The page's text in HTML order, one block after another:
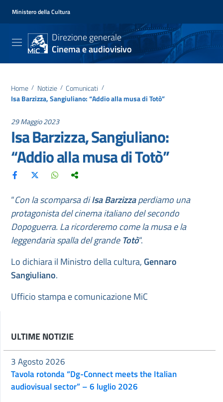
Ministero della Cultura
Direzione generale
Cinema e audiovisivo
Home / Notizie / Comunicati /
Isa Barzizza, Sangiuliano: “Addio alla musa di Totò”
29 Maggio 2023
Isa Barzizza, Sangiuliano:
“Addio alla musa di Totò”
“Con la scomparsa diIsa Barzizzaperdiamo una
protagonista del cinema italiano del secondo
Dopoguerra. La ricorderemo come la musa e la
leggendaria spalla del grande Totò“.
Lo dichiara il Ministro della cultura, Gennaro
Sangiuliano.
Ufficio stampa e comunicazione MiC
ULTIME NOTIZIE
Tavola rotonda “Dg-Connect meets the Italian
audiovisual sector” – 6 luglio 2026
3 Agosto 2026